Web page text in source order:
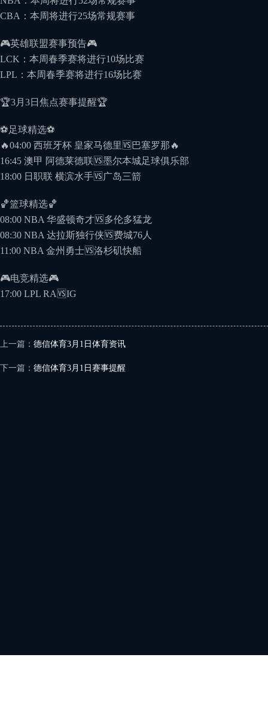
CBA：本周将进行25场常规赛事
🎮英雄联盟赛事预告🎮
LCK：本周春季赛将进行10场比赛
LPL：本周春季赛将进行16场比赛
🏆3月3日焦点赛事提醒🏆
⚽️足球精选⚽️
🔥04:00 西班牙杯 皇家⻢德⾥🆚巴塞罗那🔥
16:45 澳甲 阿德莱德联🆚墨尔本城足球俱乐部
18:00 ⽇职联 横滨⽔⼿🆚⼴岛三箭
🏀篮球精选🏀
08:00 NBA 华盛顿奇才🆚多伦多猛⻰
08:30 NBA 达拉斯独⾏侠🆚费城76⼈
11:00 NBA ⾦州勇⼠🆚洛杉矶快船
🎮电竞精选🎮
17:00 LPL RA🆚IG
上一篇： 德信体育3月1日体育资讯
下一篇： 德信体育3月1日赛事提醒